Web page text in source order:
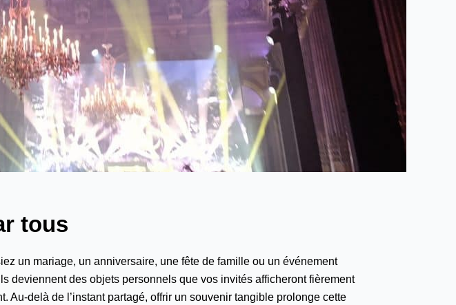
tous
un mariage, un anniversaire, une fête de famille ou un événement
deviennent des objets personnels que vos invités afficheront fièrement
Au-delà de l’instant partagé, offrir un souvenir tangible prolonge cette